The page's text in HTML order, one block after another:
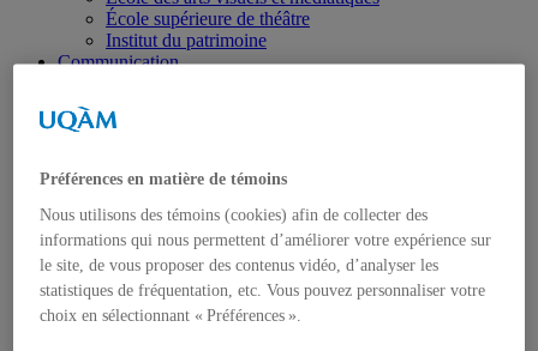
École supérieure de théâtre
Institut du patrimoine
Communication
École des médias
Département de didactique
Département de didactique des langues
Département d'éducation et formation spécialisées
Département d'éducation et pédagogie
Gestion
Département de finance
Département de management
Département de marketing
Préférences en matière de témoins
Nous utilisons des témoins (cookies) afin de collecter des
informations qui nous permettent d’améliorer votre expérience sur
le site, de vous proposer des contenus vidéo, d’analyser les
statistiques de fréquentation, etc. Vous pouvez personnaliser votre
choix en sélectionnant « Préférences ».